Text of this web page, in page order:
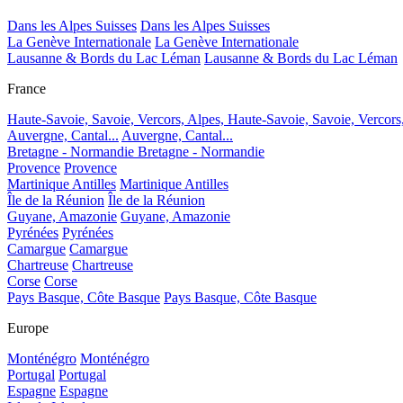
Dans les Alpes Suisses Dans les Alpes Suisses
La Genève Internationale La Genève Internationale
Lausanne & Bords du Lac Léman Lausanne & Bords du Lac Léman
France
Haute-Savoie, Savoie, Vercors, Alpes, Haute-Savoie, Savoie,
Auvergne, Cantal... Auvergne, Cantal...
Bretagne - Normandie Bretagne - Normandie
Provence Provence
Martinique Antilles Martinique Antilles
Île de la Réunion Île de la Réunion
Guyane, Amazonie Guyane, Amazonie
Pyrénées Pyrénées
Camargue Camargue
Chartreuse Chartreuse
Corse Corse
Pays Basque, Côte Basque Pays Basque, Côte Basque
Europe
Monténégro Monténégro
Portugal Portugal
Espagne Espagne